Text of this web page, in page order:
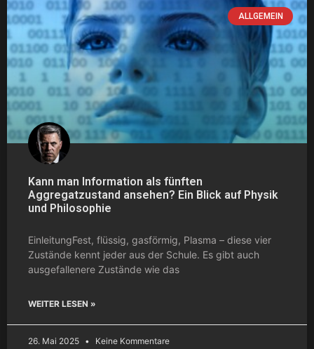
ALLGEMEIN
Kann man Information als fünften
Aggregatzustand ansehen? Ein Blick auf Physik
und Philosophie
EinleitungFest, flüssig, gasförmig, Plasma – diese vier
Zustände kennt jeder aus der Schule. Es gibt auch
ausgefallenere Zustände wie das
WEITER LESEN »
26. Mai 2025 Keine Kommentare